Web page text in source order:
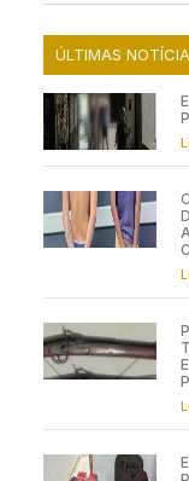
ÚLTIMAS